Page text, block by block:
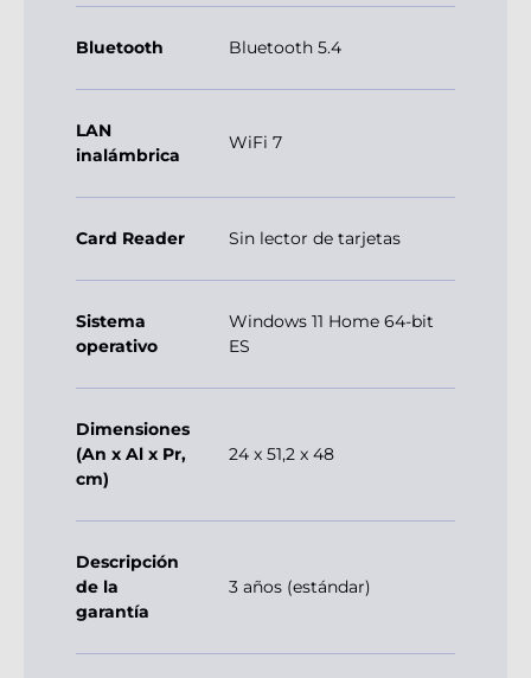
Bluetooth Bluetooth 5.4
LAN
inalámbrica
WiFi 7
Card Reader Sin lector de tarjetas
Sistema
operativo
Windows 11 Home 64-bit
ES
Dimensiones
(An x Al x Pr,
cm)
24 x 51,2 x 48
Descripción
de la
garantía
3 años (estándar)